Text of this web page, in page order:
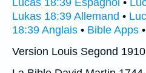
Lucas 18:39 Espagnol •
Lukas 18:39 Allemand •
18:39 Anglais • Bible Apps •
Version Louis Segond 1910